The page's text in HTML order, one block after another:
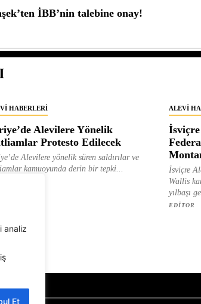
analiz
Et
İBB’nin talebine onay!
HABERLERI
Alevilere Yönelik
Protesto Edilecek
Alevilere yönelik süren saldırılar ve
kamuoyunda derin bir tepki...
ALEVI
İsviçre
Wallis
yılbaşı
EDITOR